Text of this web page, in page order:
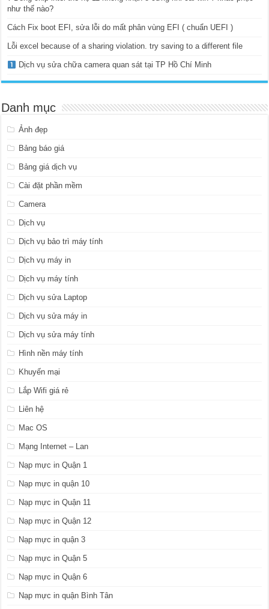
như thế nào?
Cách Fix boot EFI, sửa lỗi do mất phân vùng EFI ( chuẩn UEFI )
Lỗi excel because of a sharing violation. try saving to a different file
Dịch vụ sửa chữa camera quan sát tại TP Hồ Chí Minh
Danh mục
Ảnh đẹp
Bảng báo giá
Bảng giá dịch vụ
Cài đặt phần mềm
Camera
Dịch vụ
Dịch vụ bảo trì máy tính
Dịch vụ máy in
Dịch vụ máy tính
Dịch vụ sửa Laptop
Dịch vụ sửa máy in
Dịch vụ sửa máy tính
Hình nền máy tính
Khuyến mại
Lắp Wifi giá rẻ
Liên hệ
Mac OS
Mạng Internet – Lan
Nạp mực in Quận 1
Nạp mực in quận 10
Nạp mực in Quận 11
Nạp mực in Quận 12
Nạp mực in quận 3
Nạp mực in Quận 5
Nạp mực in Quận 6
Nạp mực in quận Bình Tân